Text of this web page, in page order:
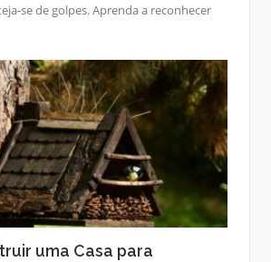
se de golpes. Aprenda a reconhecer
uma Casa para